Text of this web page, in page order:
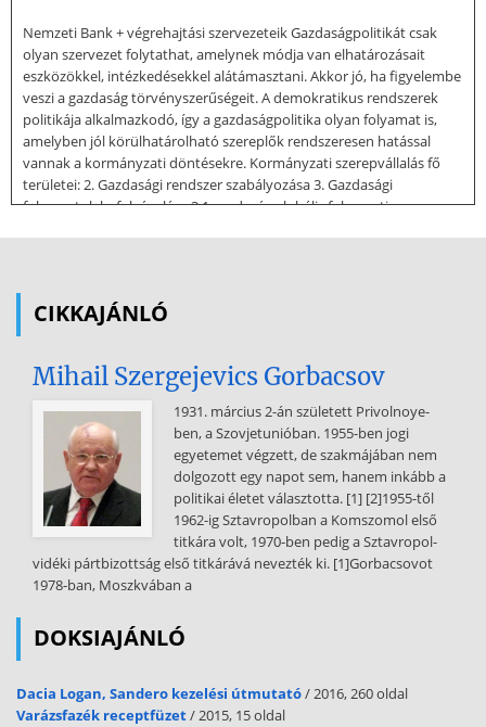
Nemzeti Bank + végrehajtási szervezeteik Gazdaságpolitikát csak
olyan szervezet folytathat, amelynek módja van elhatározásait
eszközökkel, intézkedésekkel alátámasztani. Akkor jó, ha figyelembe
veszi a gazdaság törvényszerűségeit. A demokratikus rendszerek
politikája alkalmazkodó, így a gazdaságpolitika olyan folyamat is,
amelyben jól körülhatárolható szereplők rendszeresen hatással
vannak a kormányzati döntésekre. Kormányzati szerepvállalás fő
területei: 2. Gazdasági rendszer szabályozása 3. Gazdasági
folyamatok befolyásolása 3.1 gazdaság globális folyamatira vagy a
/ Pareto-hatékonyság (allokatív hatékonyság): Olyan gazdasági
egy új döntés, akció nyomán senki sem kerülhet kedvezőbb
ne kerülne. kormányzati beavatkozás két fő alapja: 1. a
hatékonyságot rontó piaci tökéletlenségek korrigálása 2.
méltányosság érvényesítése 1 piackudarcok: 1. közjavak: a. kizárás:
legyen kizárható, aki nem fizet, vagy korlátozható – a technika
fejlődése gyakran módosítja b. rivalizálás: pl parkolás vagy hídpénz
2. externáliák, külső gazdasági hatások: Egy vagy több termelő olyan
tevékenysége, megállapodása (szerződése), amely további
szereplőknek hasznot vagy kárt okoz (pozitív vagy negatív) anélkül,
hogy fizetnének érte, vagy beleegyezésüket adták hozzá. a. pozitív:
magasabb árakon keresztül reálisabbá tehető: pl a kárt okozóra
gazdaságpolitikai lépések) 3. monopóliumok (amely csökkenti a
CIKKAJÁNLÓ
Mihail Szergejevics Gorbacsov
1931. március 2-án született Privolnoye-
ben, a Szovjetunióban. 1955-ben jogi
egyetemet végzett, de szakmájában nem
dolgozott egy napot sem, hanem inkább a
politikai életet választotta. [1] [2]1955-től
1962-ig Sztavropolban a Komszomol első
titkára volt, 1970-ben pedig a Sztavropol-
vidéki pártbizottság első titkárává nevezték ki. [1]Gorbacsovot
1978-ban, Moszkvában a
DOKSIAJÁNLÓ
Dacia Logan, Sandero kezelési útmutató/ 2016, 260 oldal
Varázsfazék receptfüzet/ 2015, 15 oldal